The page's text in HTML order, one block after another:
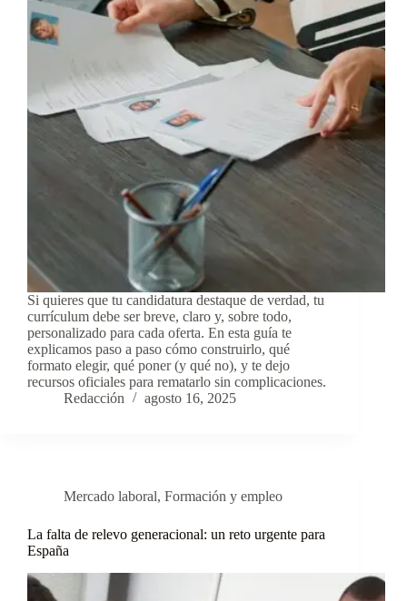
Si quieres que tu candidatura destaque de verdad, tu
currículum debe ser breve, claro y, sobre todo,
personalizado para cada oferta. En esta guía te
explicamos paso a paso cómo construirlo, qué
formato elegir, qué poner (y qué no), y te dejo
recursos oficiales para rematarlo sin complicaciones.
Redacción
agosto 16, 2025
Mercado laboral, Formación y empleo
La falta de relevo generacional: un reto urgente para
España